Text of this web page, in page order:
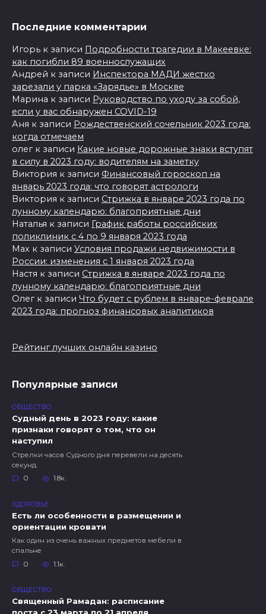
Последние комментарии
Игорь к записи Подробности трагедии в Макеевке:
как погибли 89 военнослужащих
Андрей к записи Инспектора МАДИ жестко
зарезали у парка «Зарядье» в Москве
Марина к записи Руководство по уходу за собой,
если у вас обнаружен COVID-19
Аня к записи Рождественский сочельник 2023 года:
когда отмечаем
олегк записи Какие новые дорожные знаки вступят
в силу в 2023 году: водителям на заметку
Виктория к записи Финансовый гороскоп на
январь 2023 года: что говорят астрологи
Виктория к записи Стрижка в январе 2023 года по
лунному календарю: благоприятные дни
Наталья к записи График работы российских
поликлиник с 4 по 9 января 2023 года
Max к записи Условия продажи недвижимости в
России: изменения с 1 января 2023 года
Настя к записи Стрижка в январе 2023 года по
лунному календарю: благоприятные дни
Олегк записи Что будет с рублем в январе-феврале
2023 года: прогноз финансовых аналитиков
Рейтинг лучших онлайн казино
Популярные записи
ОБЩЕСТВО
Судный день в 2023 году: какие
признаки говорят о том, что он
наступил
Стрелки часов Судного дня перевели на десять
секунд.
0
1.8к.
ЗДОРОВЬЕ
Есть ли особенности в размещении и
ориентации кровати
Как один из очень важных предметов мебели в
спальне
0
1.1к.
ОБЩЕСТВО
Священный Рамадан: расписание